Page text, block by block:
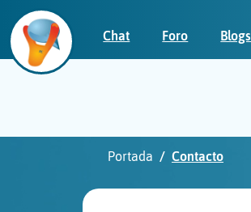
Chat Foro Blogs
Portada Contacto
Iniciar